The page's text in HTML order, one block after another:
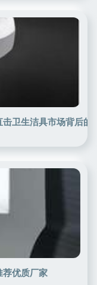
卫生洁具市场背后的
荐优质厂家